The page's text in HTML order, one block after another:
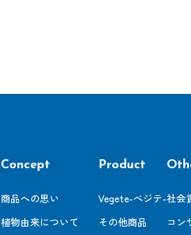
Concept
商品への思い
植物由来について
Product
Vegete-べジテ-
その他商品
社会
コン